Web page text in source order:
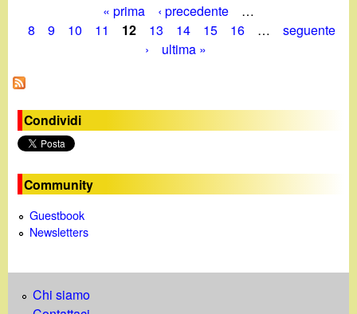
g
i
n
e
« prima ‹ precedente
…
8
9 10 11 12 13 14 15 16 …
seguente
›
ultima »
Condividi
Community
Guestbook
Newsletters
Chi siamo